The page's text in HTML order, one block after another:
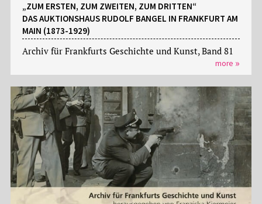
„ZUM ERSTEN, ZUM ZWEITEN, ZUM DRITTEN“
DAS AUKTIONSHAUS RUDOLF BANGEL IN FRANKFURT AM
MAIN (1873-1929)
Archiv für Frankfurts Geschichte und Kunst, Band 81
more